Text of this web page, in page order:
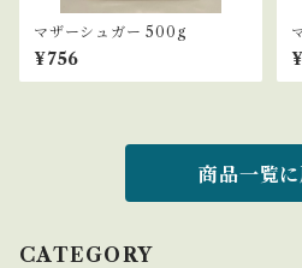
マザーシュガー 500g
¥756
商品一覧
CATEGORY